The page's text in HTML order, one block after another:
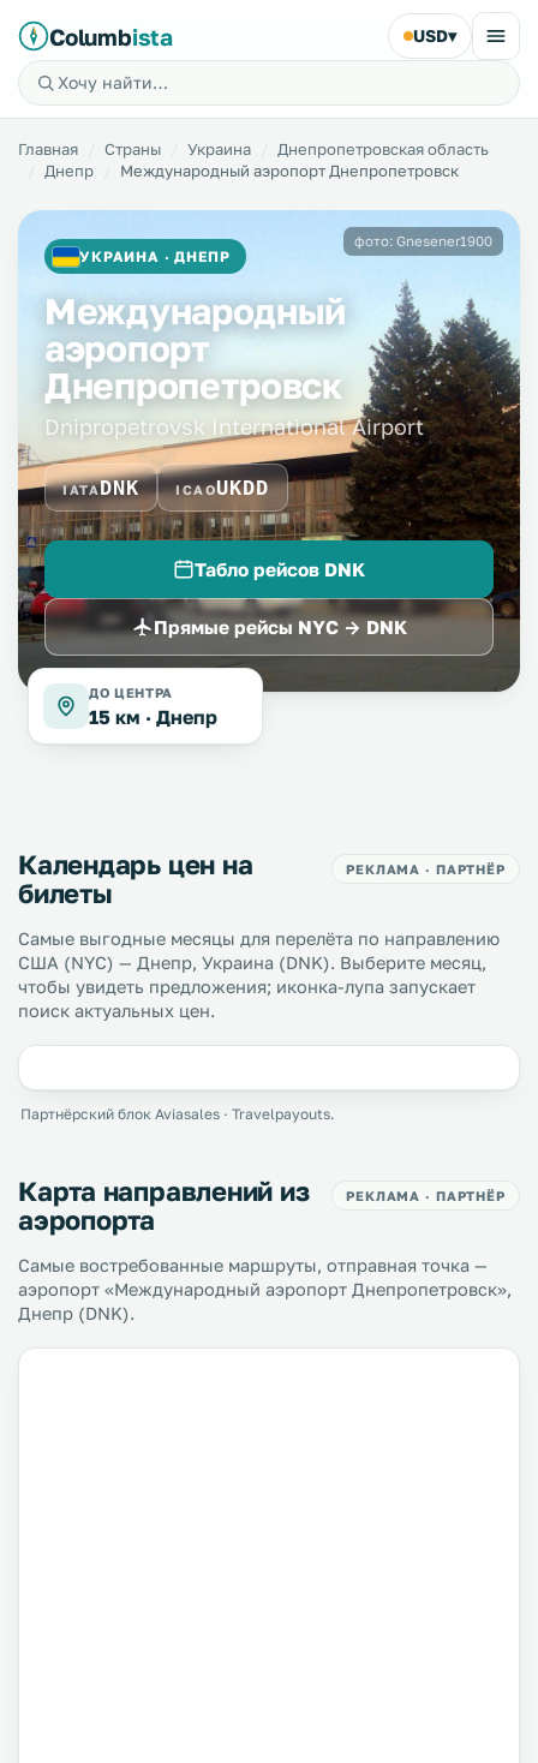
Columbista USD▾
Главная Страны Украина
Днепропетровская область
Днепр
Международный аэропорт Днепропетровск
УКРАИНА · ДНЕПР
Международный
аэропорт
Днепропетровск
Dnipropetrovsk International Airport
IATADNK ICAOUKDD
Табло рейсов DNK
Прямые рейсы NYC → DNK
фото: Gnesener1900
ДО ЦЕНТРА
15 км · Днепр
Календарь цен на
билеты
РЕКЛАМА · ПАРТНЁР
Самые выгодные месяцы для перелёта по направлению
США (NYC) — Днепр, Украина (DNK). Выберите месяц,
чтобы увидеть предложения; иконка-лупа запускает
поиск актуальных цен.
Партнёрский блок Aviasales · Travelpayouts.
Карта направлений из
аэропорта
РЕКЛАМА · ПАРТНЁР
Самые востребованные маршруты, отправная точка —
аэропорт «Международный аэропорт Днепропетровск»,
Днепр (DNK).